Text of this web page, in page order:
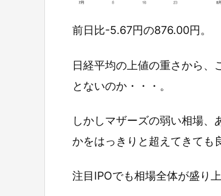
前日比-5.67円の876.00円。
日経平均の上値の重さから、
とないのか・・・。
しかしマザーズの弱い相場
かをはっきりと超えてきても
注目IPOでも相場全体が盛り